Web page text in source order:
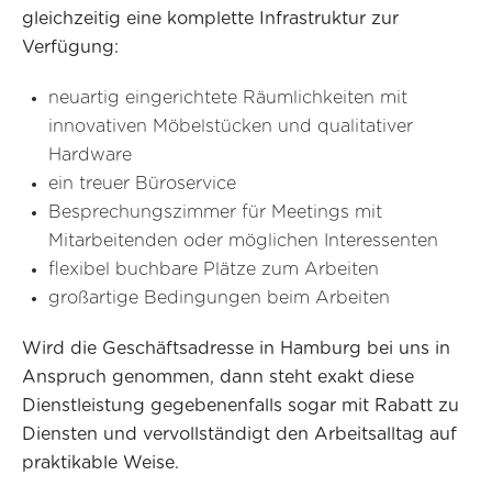
gleichzeitig eine komplette Infrastruktur zur
Verfügung:
neuartig eingerichtete Räumlichkeiten mit
innovativen Möbelstücken und qualitativer
Hardware
ein treuer Büroservice
Besprechungszimmer für Meetings mit
Mitarbeitenden oder möglichen Interessenten
flexibel buchbare Plätze zum Arbeiten
großartige Bedingungen beim Arbeiten
Wird die Geschäftsadresse in Hamburg bei uns in
Anspruch genommen, dann steht exakt diese
Dienstleistung gegebenenfalls sogar mit Rabatt zu
Diensten und vervollständigt den Arbeitsalltag auf
praktikable Weise.